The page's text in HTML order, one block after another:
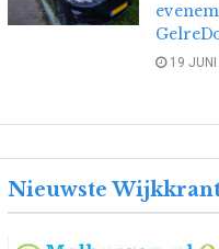
19 JUNI
Nieuwste